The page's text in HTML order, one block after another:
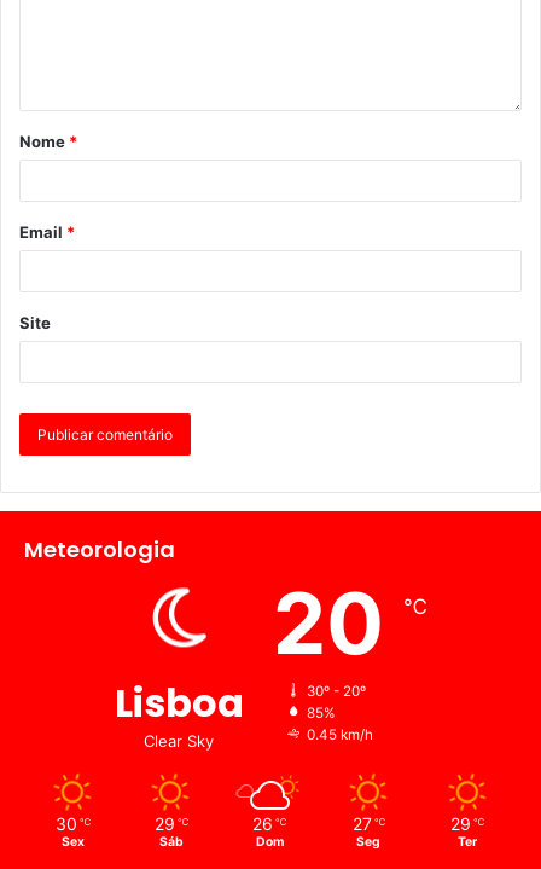
Nome *
Email *
Site
Meteorologia
Lisboa
Clear Sky
20 ℃
30º - 20º
85%
0.45 km/h
30 ℃
Sex
29 ℃
Sáb
26 ℃
Dom
27 ℃
Seg
29 ℃
Ter